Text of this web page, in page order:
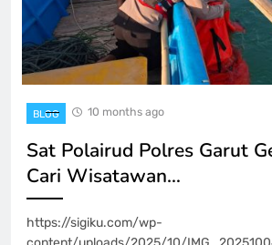
BLOG 10 months ago
Sat Polairud Polres Garut
Cari Wisatawan…
https://sigiku.com/wp-